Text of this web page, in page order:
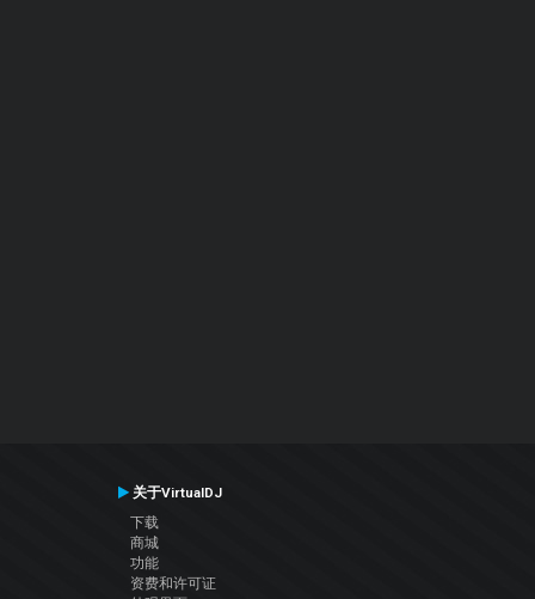
关于VirtualDJ
下载
商城
功能
资费和许可证